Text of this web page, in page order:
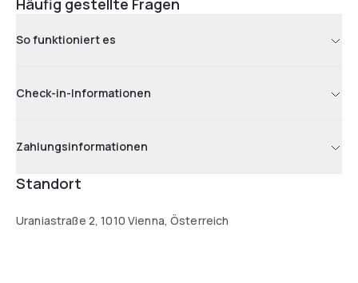
So funktioniert es
Check-in-Informationen
Zahlungsinformationen
Standort
Uraniastraße 2, 1010 Vienna, Österreich